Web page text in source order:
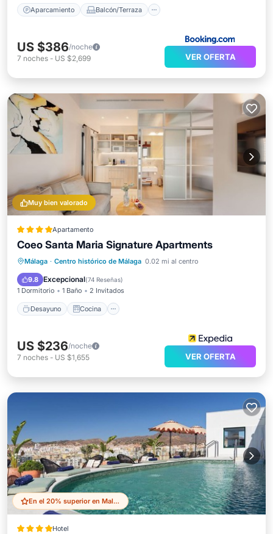
Aparcamiento Balcón/Terraza
US $386/noche
7 noches - US $2,699 VER OFERTA
Muy bien valorado
Apartamento
Coeo Santa Maria Signature Apartments
Málaga · Centro histórico de Málaga 0.02 mi al centro
9.8 Excepcional(74 Reseñas)
1 Dormitorio 1 Baño 2 Invitados
Desayuno Cocina
Desayuno
Cocina
Aire acondicionado
US $236/noche
7 noches - US $1,655 VER OFERTA
En el 20% superior en Malaga Historic Centre
Hotel